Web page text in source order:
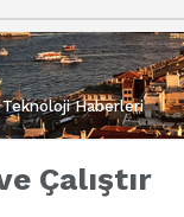
Haberleri
Çalıştır